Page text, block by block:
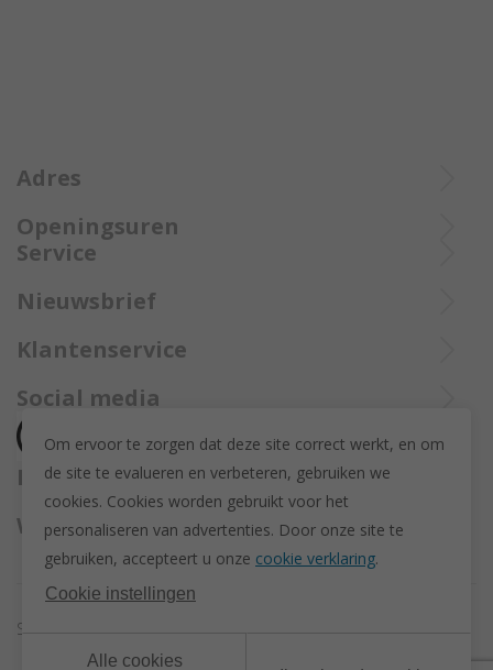
Adres
Ieperstraat 3
8970 Poperinge
info@juwelennevejan.be
BTW: BE 0539762240
Openingsuren
Service
Bel Trollbeadsonlineservice op
+32 057 33 34 61
of bereik ons viamail
Nieuwsbrief
Alles over nieuwe Trollbeadsproducten en acties te weten
(Max. 2 e-mails per maand.)
Klantenservice
Over ons
Herroeping
Retourneren en ruilen
Privacy policy
Algemene voorwaarden
Disclaimer
Actievoorwaarden - Trollbeads GWP Paashanger
Social media
Betaalmethodes
Wij versturen met
Sitemap
Om ervoor te zorgen dat deze site correct werkt, en om
de site te evalueren en verbeteren, gebruiken we
cookies. Cookies worden gebruikt voor het
personaliseren van advertenties. Door onze site te
gebruiken, accepteert u onze cookie verklaring.
Cookie instellingen
Alle cookies